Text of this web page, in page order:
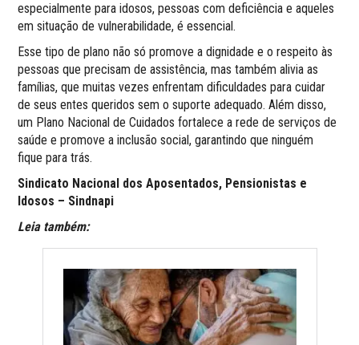
especialmente para idosos, pessoas com deficiência e aqueles
em situação de vulnerabilidade, é essencial.
Esse tipo de plano não só promove a dignidade e o respeito às
pessoas que precisam de assistência, mas também alivia as
famílias, que muitas vezes enfrentam dificuldades para cuidar
de seus entes queridos sem o suporte adequado. Além disso,
um Plano Nacional de Cuidados fortalece a rede de serviços de
saúde e promove a inclusão social, garantindo que ninguém
fique para trás.
Sindicato Nacional dos Aposentados, Pensionistas e
Idosos – Sindnapi
Leia também: